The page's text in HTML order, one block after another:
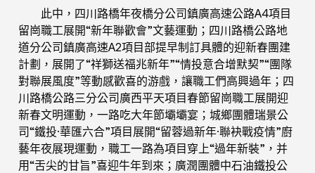
此中，四川路橋年夜橋分公司鎮廣高速公路A4項目
留崗職工展開“新年聯歡會”文藝運動；四川路橋公路地
道分公司鎮廣高速A2項目部提早制訂具體的迎新春團建
計劃，展開了“祥獅送福兆新年”“情投意合增默契”“團隊
對聯展風度”等動感歡喜的游戲，讓職工們高興過年；四
川路橋公路三分公司廣西平天項目春節留崗職工展開迎
新春文明運動，一路吃大年節壩壩宴；城鄉團體瑞景公
司“鐵投·華匯六合”項目展開“留蓉過新年·聯袂戰疫情”廚
藝年夜展現運動，職工一路為項目穿上“過年新裝”，并
用“舌尖的甘旨”喜迎牛年到來；廣潤團體中石油鐵投公